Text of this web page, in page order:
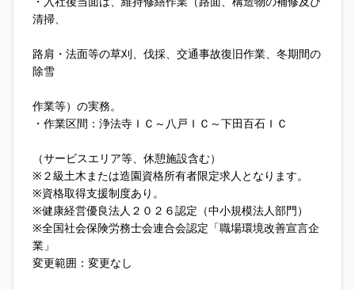
清掃、
路肩・法面等の草刈、伐採、交通事故復旧作業、冬期間の
除雪
作業等）の実務。
・作業区間：浄法寺ＩＣ～八戸ＩＣ～下田百石ＩＣ
（サービスエリア等、休憩施設含む）
※２級土木または造園資格所有者限定求人となります。
※資格取得支援制度あり。
※健康経営優良法人２０２６認定（中小規模法人部門）
※全国社会保険労務士会連合会認定「職場環境改善宣言企
業」
変更範囲：変更なし